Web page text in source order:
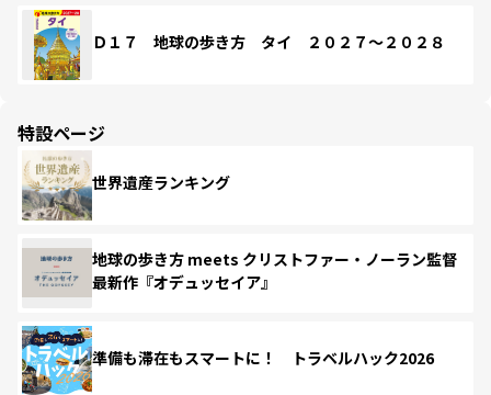
Ｄ１７ 地球の歩き方 タイ ２０２７～２０２８
特設ページ
世界遺産ランキング
地球の歩き方 meets クリストファー・ノーラン監督
最新作『オデュッセイア』
準備も滞在もスマートに！ トラベルハック2026